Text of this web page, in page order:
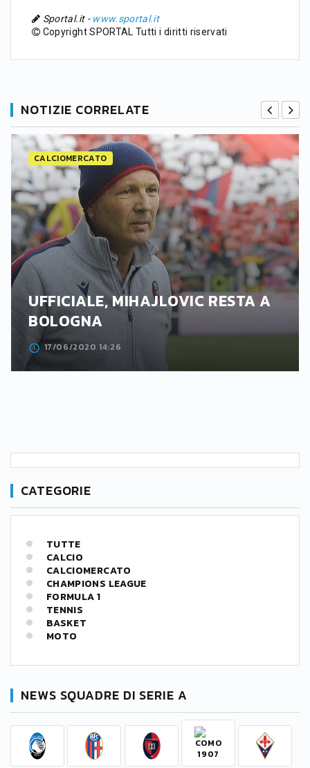
Sportal.it - www.sportal.it
Copyright SPORTAL Tutti i diritti riservati
NOTIZIE CORRELATE
CALCIOMERCATO
UFFICIALE, MIHAJLOVIC RESTA A
BOLOGNA
17/06/2020 14:26
CATEGORIE
TUTTE
CALCIO
CALCIOMERCATO
CHAMPIONS LEAGUE
FORMULA 1
TENNIS
BASKET
MOTO
NEWS SQUADRE DI SERIE A